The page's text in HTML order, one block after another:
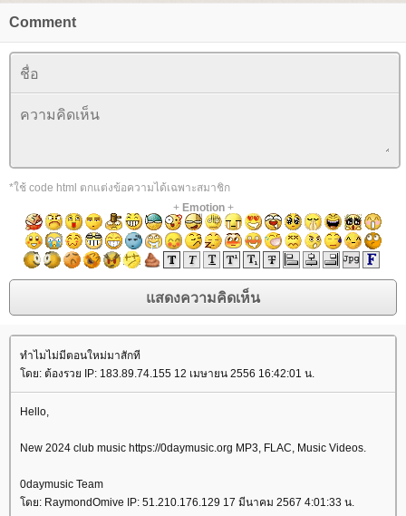
Comment
*ใช้ code html ตกแต่งข้อความได้เฉพาะสมาชิก
+ Emotion+
ทำไมไม่มีตอนใหม่มาสักที
ดย: ต้องรวย IP: 183.89.74.155 12 เมษายน 2556 16:42:01 น.
Hello,
New 2024 club music https://0daymusic.org MP3, FLAC, Music Videos.
0daymusic Team
ดย: RaymondOmive IP: 51.210.176.129 17 มีนาคม 2567 4:01:33 น.